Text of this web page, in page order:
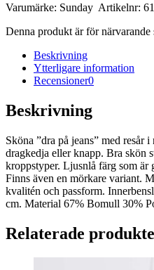
Varumärke: Sunday Artikelnr:
Denna produkt är för
Beskrivning
Ytterligare information
Recensioner0
Beskrivning
Sköna ”dra på jeans” med
dragkedja eller knapp. Bra skön
kroppstyper. Ljusnlå färg som är
Finns även en mörkare variant.
kvalitén och passform.
cm. Material 67% Bomull 30%
Relaterade